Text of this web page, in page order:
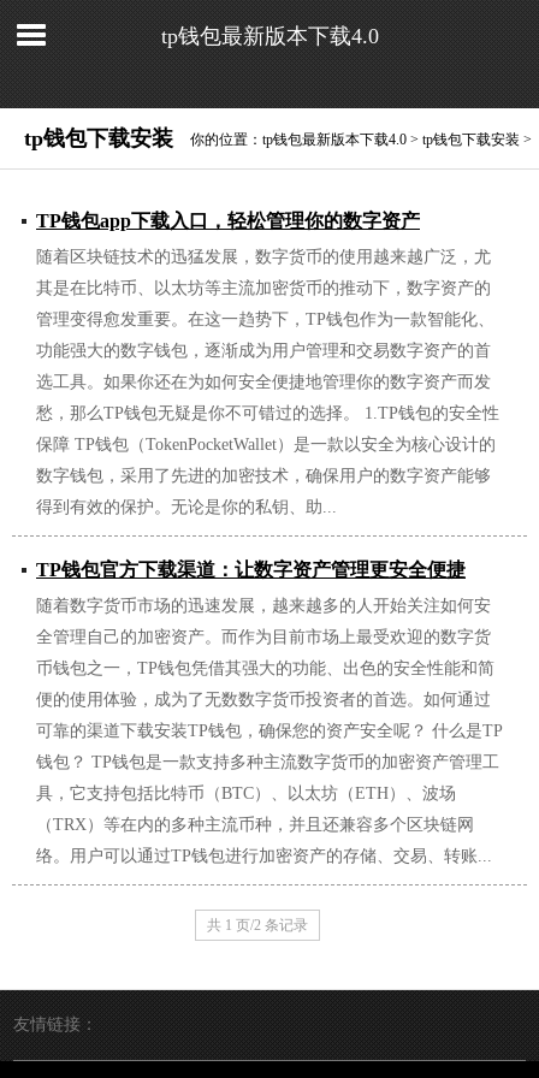
tp钱包最新版本下载4.0
tp钱包下载安装 你的位置： tp钱包最新版本下载4.0 > tp钱包下载安装 >
TP钱包app下载入口，轻松管理你的数字资产
2026/01/29
随着区块链技术的迅猛发展，数字货币的使用越来越广泛，尤
其是在比特币、以太坊等主流加密货币的推动下，数字资产的
管理变得愈发重要。在这一趋势下，TP钱包作为一款智能化、
功能强大的数字钱包，逐渐成为用户管理和交易数字资产的首
选工具。如果你还在为如何安全便捷地管理你的数字资产而发
愁，那么TP钱包无疑是你不可错过的选择。 1.TP钱包的安全性
保障 TP钱包（TokenPocketWallet）是一款以安全为核心设计的
数字钱包，采用了先进的加密技术，确保用户的数字资产能够
得到有效的保护。无论是你的私钥、助...
TP钱包官方下载渠道：让数字资产管理更安全便捷
2026/01/29
随着数字货币市场的迅速发展，越来越多的人开始关注如何安
全管理自己的加密资产。而作为目前市场上最受欢迎的数字货
币钱包之一，TP钱包凭借其强大的功能、出色的安全性能和简
便的使用体验，成为了无数数字货币投资者的首选。如何通过
可靠的渠道下载安装TP钱包，确保您的资产安全呢？ 什么是TP
钱包？ TP钱包是一款支持多种主流数字货币的加密资产管理工
具，它支持包括比特币（BTC）、以太坊（ETH）、波场
（TRX）等在内的多种主流币种，并且还兼容多个区块链网
络。用户可以通过TP钱包进行加密资产的存储、交易、转账...
共 1 页/2 条记录
友情链接：